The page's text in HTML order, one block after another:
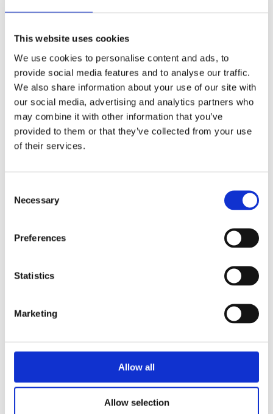
This website uses cookies
We use cookies to personalise content and ads, to
provide social media features and to analyse our traffic.
We also share information about your use of our site with
our social media, advertising and analytics partners who
may combine it with other information that you’ve
provided to them or that they’ve collected from your use
of their services.
Selection
Necessary
Preferences
Statistics
Marketing
Allow all
Allow selection
Edge mobillader, 2000 mAh
45kr– 114kr
Velg alternativ
Essos 2.0 True Wireless automatisk paring